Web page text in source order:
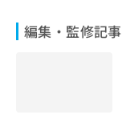
編集・監修記事